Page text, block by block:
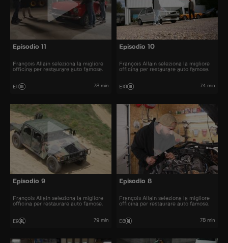
Episodio 11
François Allain seleziona la migliore
officina per restaurare auto famose.
E11 78 min
Episodio 10
François Allain seleziona la migliore
officina per restaurare auto famose.
E10 74 min
Episodio 9
François Allain seleziona la migliore
officina per restaurare auto famose.
E9 79 min
Episodio 8
François Allain seleziona la migliore
officina per restaurare auto famose.
E8 78 min